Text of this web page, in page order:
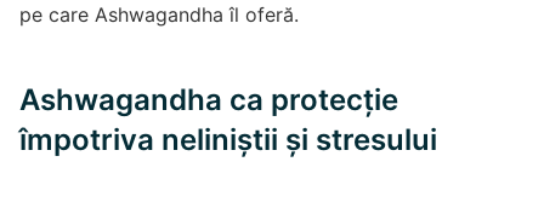
pe care Ashwagandha îl oferă.
Ashwagandha ca protecție
împotriva neliniștii și stresului